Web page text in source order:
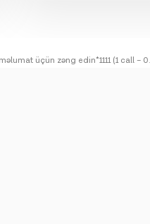
üçün zəng edin*1111 (1 call –